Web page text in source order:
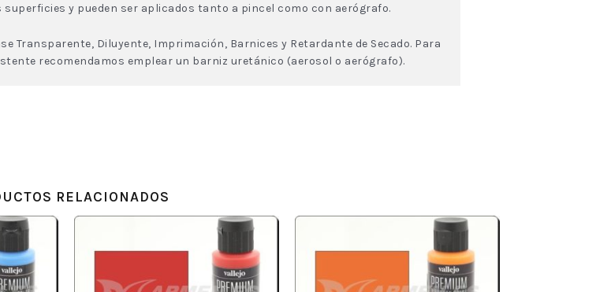
y pueden ser aplicados tanto a pincel como con aerógrafo.
Transparente, Diluyente, Imprimación, Barnices y Retardante de Secado. Para
recomendamos emplear un barniz uretánico (aerosol o aerógrafo).
RELACIONADOS